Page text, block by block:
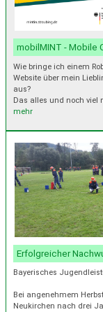
mobilMINT - Mobile
Wie bringe ich einem
Website über mein
aus?
Das alles und noch viel
mehr
Erfolgreicher
Bayerisches
Bei angenehmem
Neukirchen nach drei